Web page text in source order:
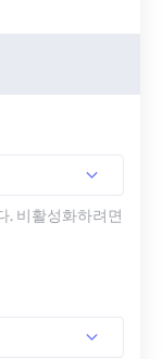
. 비활성화하려면